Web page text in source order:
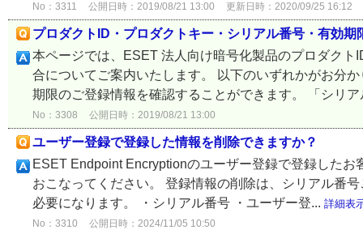
No：3311 公開日時：2019/08/21 13:00 更新日時：2020/09/25 16:12
プロダクトID・プロダクトキー・シリアル番号・有効期
本ページでは、ESET 法人向け暗号化製品のプロダク
合についてご案内いたします。 以下のいずれかがお分
期限のご登録情報を確認することができます。 「シリ
No：3308 公開日時：2019/08/21 13:00
ユーザー登録で登録した情報を削除できますか？
ESET Endpoint Encryptionのユーザー登録で登録した
おこなってください。 登録情報の削除は、シリアル番
必要になります。 ・シリアル番号 ・ユーザー登... 詳細表
No：3310 公開日時：2024/11/05 10:50